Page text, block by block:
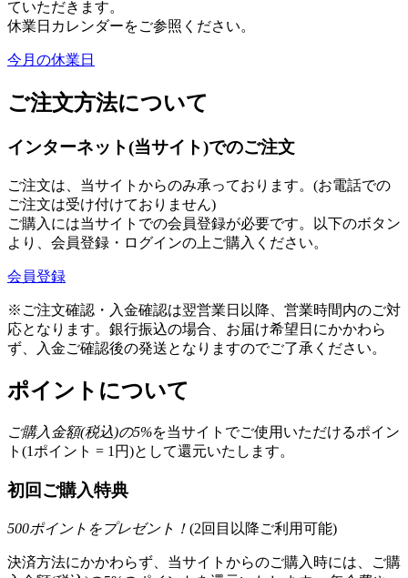
ていただきます。
休業日カレンダーをご参照ください。
今月の休業日
ご注文方法について
インターネット(当サイト)でのご注文
ご注文は、当サイトからのみ承っております。(お電話での
ご注文は受け付けておりません)
ご購入には当サイトでの会員登録が必要です。以下のボタン
より、会員登録・ログインの上ご購入ください。
会員登録
※ご注文確認・入金確認は翌営業日以降、営業時間内のご対
応となります。銀行振込の場合、お届け希望日にかかわら
ず、入金ご確認後の発送となりますのでご了承ください。
ポイントについて
ご購入金額(税込)の5%を当サイトでご使用いただけるポイン
ト(1ポイント = 1円)として還元いたします。
初回ご購入特典
500ポイントをプレゼント！ (2回目以降ご利用可能)
決済方法にかかわらず、当サイトからのご購入時には、ご購